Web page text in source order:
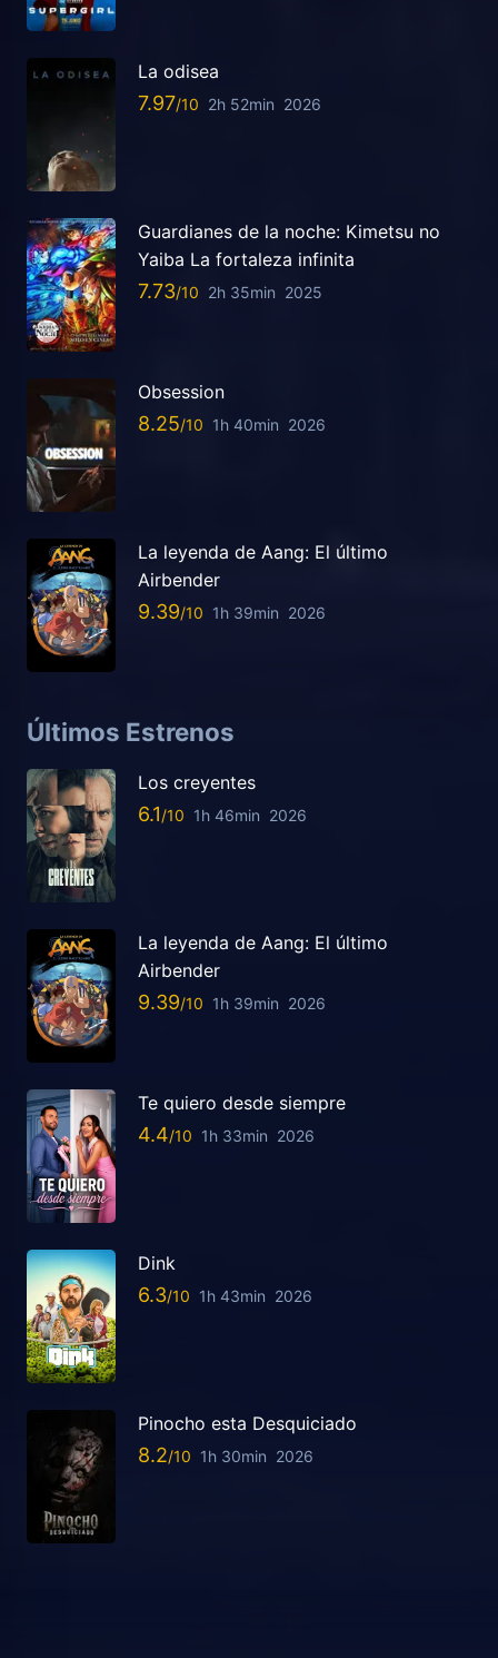
La odisea
7.97 2h 52min 2026
Guardianes de la noche: Kimetsu no
Yaiba La fortaleza infinita
7.73 2h 35min 2025
Obsession
8.25 1h 40min 2026
La leyenda de Aang: El último
Airbender
9.39 1h 39min 2026
Últimos Estrenos
Los creyentes
6.1 1h 46min 2026
La leyenda de Aang: El último
Airbender
9.39 1h 39min 2026
Te quiero desde siempre
4.4 1h 33min 2026
Dink
6.3 1h 43min 2026
Pinocho esta Desquiciado
8.2 1h 30min 2026